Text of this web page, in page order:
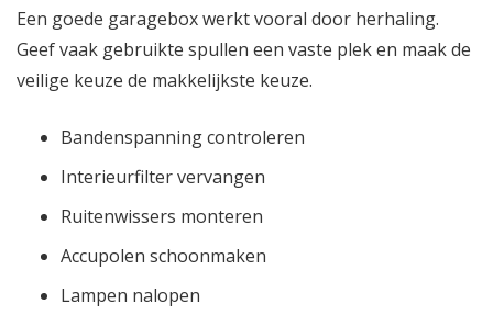
Een goede garagebox werkt vooral door herhaling.
Geef vaak gebruikte spullen een vaste plek en maak de
veilige keuze de makkelijkste keuze.
Bandenspanning controleren
Interieurfilter vervangen
Ruitenwissers monteren
Accupolen schoonmaken
Lampen nalopen